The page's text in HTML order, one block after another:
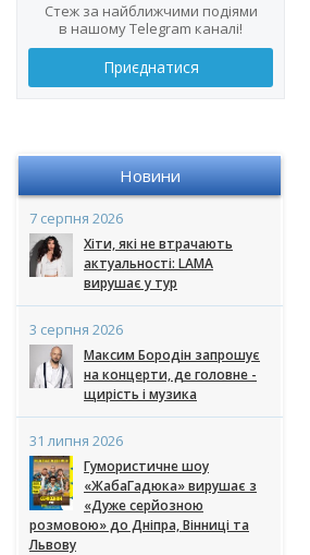
Стеж за найближчими подіями
в нашому Telegram каналі!
Приєднатися
Новини
7 серпня 2026
Хіти, які не втрачають
актуальності: LAMA
вирушає у тур
3 серпня 2026
Максим Бородін запрошує
на концерти, де головне -
щирість і музика
31 липня 2026
Гумористичне шоу
«ЖабаГадюка» вирушає з
«Дуже серйозною
розмовою» до Дніпра, Вінниці та
Львову